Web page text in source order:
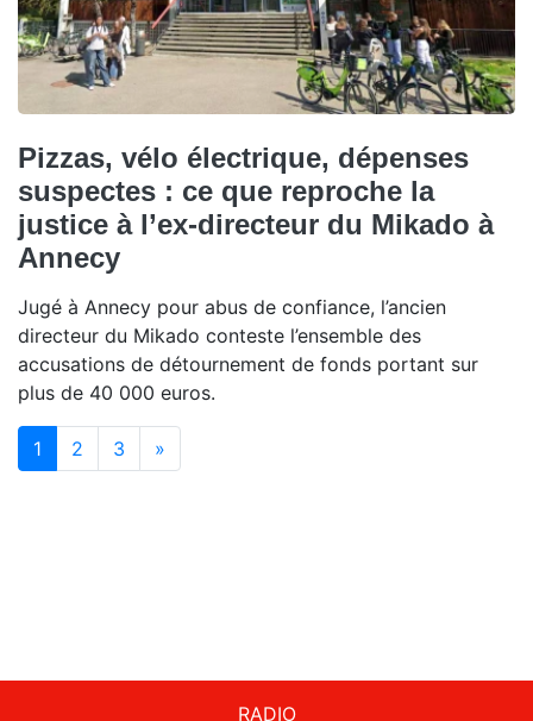
Pizzas, vélo électrique, dépenses
suspectes : ce que reproche la
justice à l’ex-directeur du Mikado à
Annecy
Jugé à Annecy pour abus de confiance, l’ancien
directeur du Mikado conteste l’ensemble des
accusations de détournement de fonds portant sur
plus de 40 000 euros.
1 (current)
2 3 »
RADIO